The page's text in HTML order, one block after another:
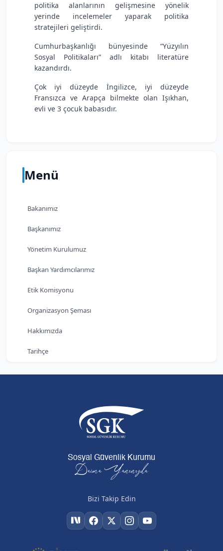
Menü
Bakanımız
Başkanımız
Yönetim Kurulumuz
Başkan Yardımcılarımız
Etik Komisyonu
Organizasyon Şeması
Hakkımızda
Tarihçe
politika alanlarının gelişmesine yönelik
yerinde incelemeler yaparak politika
stratejileri geliştirdi.
Cumhurbaşkanlığı bünyesinde “Yüzyılın
Sosyal Politikaları” adlı kitabı literatüre
kazandırdı.
Çok iyi düzeyde İngilizce, iyi düzeyde
Fransızca ve Arapça bilmekte olan Işıkhan,
evli ve 3 çocuk babasıdır.
Sosyal Güvenlik Kurumu
Daima Yanınızda
Bizi Takip Edin